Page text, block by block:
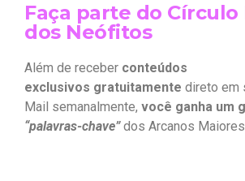
Faça parte do
dos Neófitos
Além de receber conteúdos
exclusivos gratuitamente direto em
Mail semanalmente, você ganha um
“palavras-chave”dos Arcanos